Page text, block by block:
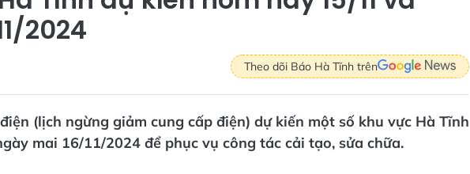
2024
Theo dõi Báo Hà Tĩnh trên
(lịch ngừng giảm cung cấp điện) dự kiến một số khu vực Hà Tĩnh
mai 16/11/2024 để phục vụ công tác cải tạo, sửa chữa.